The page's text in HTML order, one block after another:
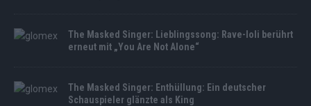
The Masked Singer: Lieblingssong: Rave-Ioli berührt
erneut mit „You Are Not Alone“
The Masked Singer: Enthüllung: Ein deutscher
Schauspieler glänzte als King